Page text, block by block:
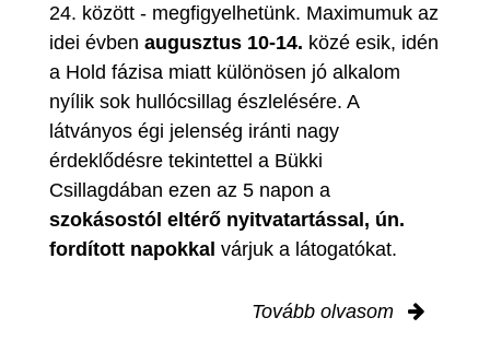
24. között - megfigyelhetünk. Maximumuk az
idei évben augusztus 10-14. közé esik, idén
a Hold fázisa miatt különösen jó alkalom
nyílik sok hullócsillag észlelésére. A
látványos égi jelenség iránti nagy
érdeklődésre tekintettel a Bükki
Csillagdában ezen az 5 napon a
szokásostól eltérő nyitvatartással, ún.
fordított napokkal várjuk a látogatókat.
Tovább olvasom